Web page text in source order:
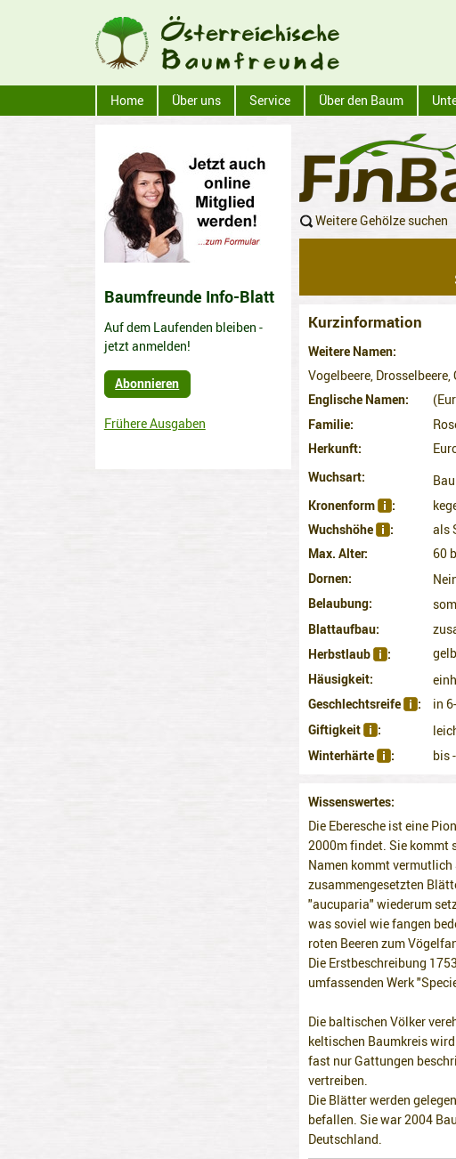
Home Über uns Service Über den Baum
Weitere Gehölze suchen
Kurzinformation
Weitere Namen
Vogelbeere,
Englische Namen
Familie
Herkunft
Wuchsart
Kronenform
Wuchshöhe
als
Max. Alter
60
Dornen
Belaubung
Blattaufbau
Herbstlaub
Häusigkeit
Geschlechtsreife
in
Giftigkeit
Winterhärte
bis
Wissenswertes
Die Eberesche ist eine
2000m findet. Sie kommt
Namen kommt vermutlich
zusammengesetzten
"aucuparia" wiederum
was soviel wie fangen
roten Beeren zum
Die Erstbeschreibung
umfassenden Werk
Die baltischen Völker
keltischen Baumkreis
fast nur Gattungen
vertreiben.
Die Blätter werden
befallen. Sie war 2004
Deutschland.
Baumfreunde Info-Blatt
Auf dem Laufenden bleiben -
jetzt anmelden!
Abonnieren
Frühere Ausgaben